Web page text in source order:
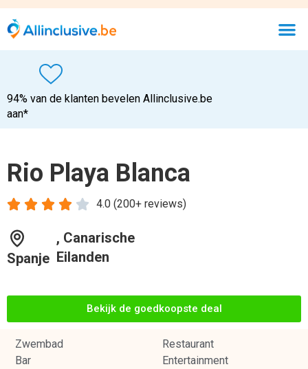
94% van de klanten bevelen Allinclusive.be
aan*
Rio Playa Blanca
4.0 (200+ reviews)
    
Spanje
, Canarische
Eilanden
Bekijk de goedkoopste deal
Zwembad
Restaurant
Bar
Entertainment